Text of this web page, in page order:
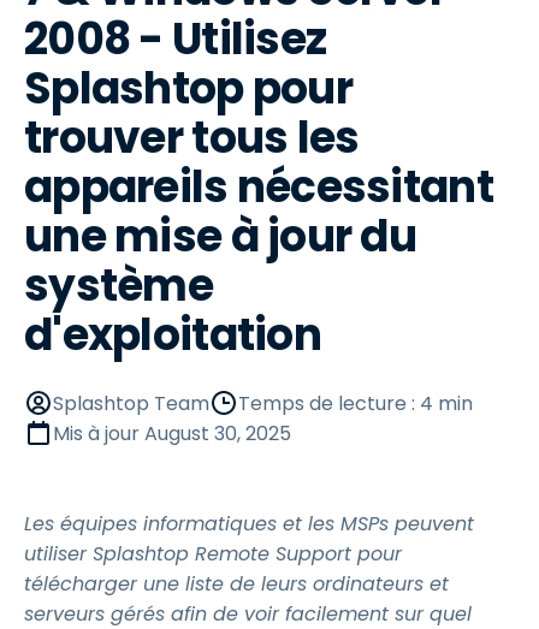
2008 - Utilisez
Splashtop pour
trouver tous les
appareils nécessitant
une mise à jour du
système
d'exploitation
Splashtop Team
Temps de lecture : 4 min
Mis à jourAugust 30, 2025
Les équipes informatiques et les MSPs peuvent
utiliser Splashtop Remote Support pour
télécharger une liste de leurs ordinateurs et
serveurs gérés afin de voir facilement sur quel